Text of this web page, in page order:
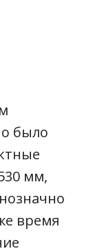
было
мм,
время